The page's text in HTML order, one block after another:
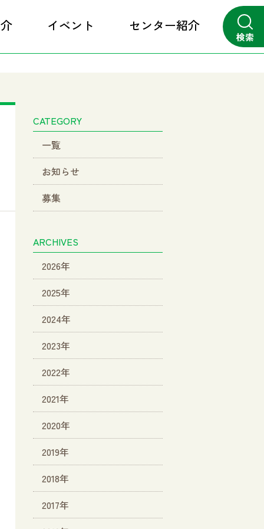
検索
イベント センター紹介
CATEGORY
一覧
お知らせ
募集
ARCHIVES
2026年
2025年
2024年
2023年
2022年
2021年
2020年
2019年
2018年
2017年